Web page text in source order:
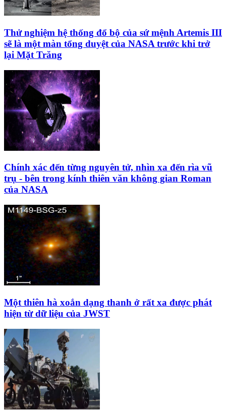
Thử nghiệm hệ thống đổ bộ của sứ mệnh Artemis III
sẽ là một màn tổng duyệt của NASA trước khi trở
lại Mặt Trăng
Chính xác đến từng nguyên tử, nhìn xa đến rìa vũ
trụ - bên trong kính thiên văn không gian Roman
của NASA
Một thiên hà xoắn dạng thanh ở rất xa được phát
hiện từ dữ liệu của JWST